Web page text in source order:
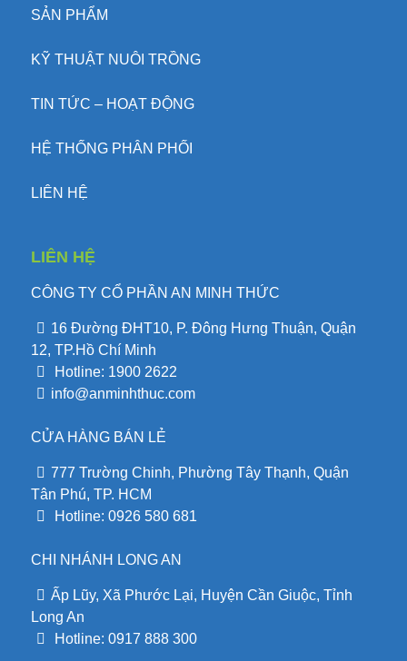
SẢN PHẨM
KỸ THUẬT NUÔI TRỒNG
TIN TỨC – HOẠT ĐỘNG
HỆ THỐNG PHÂN PHỐI
LIÊN HỆ
LIÊN HỆ
CÔNG TY CỔ PHẦN AN MINH THỨC
16 Đường ĐHT10, P. Đông Hưng Thuận, Quận
12, TP.Hồ Chí Minh
Hotline: 1900 2622
info@anminhthuc.com
CỬA HÀNG BÁN LẺ
777 Trường Chinh, Phường Tây Thạnh, Quận
Tân Phú, TP. HCM
Hotline: 0926 580 681
CHI NHÁNH LONG AN
Ấp Lũy, Xã Phước Lại, Huyện Cần Giuộc, Tỉnh
Long An
Hotline: 0917 888 300